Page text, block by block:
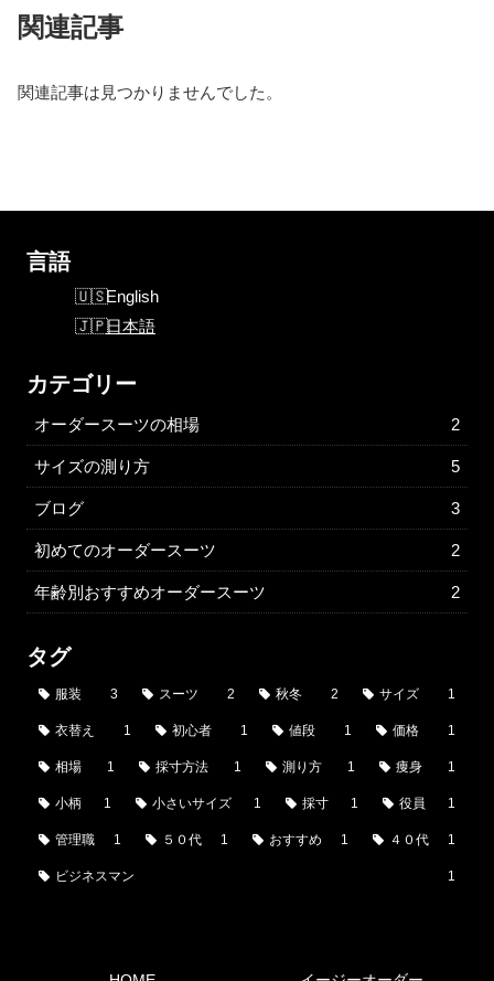
関連記事
関連記事は見つかりませんでした。
言語
English
日本語
カテゴリー
オーダースーツの相場 2
サイズの測り方 5
ブログ 3
初めてのオーダースーツ 2
年齢別おすすめオーダースーツ 2
タグ
服装 3 スーツ 2 秋冬 2 サイズ 1
衣替え 1 初心者 1 値段 1 価格 1
相場 1 採寸方法 1 測り方 1 痩身 1
小柄 1 小さいサイズ 1 採寸 1 役員 1
管理職 1 ５０代 1 おすすめ 1 ４０代 1
ビジネスマン 1